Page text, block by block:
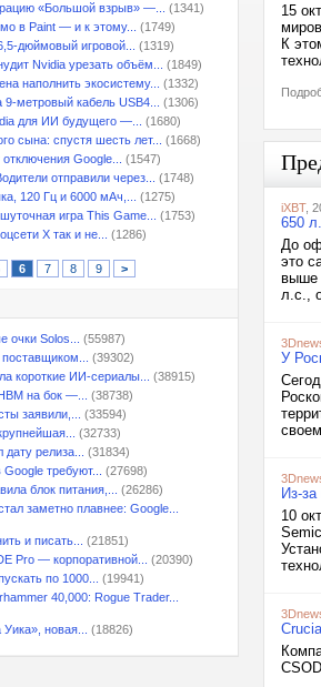
«Большой взрыв» —...
(1341)
в Paint — и к этому...
(1749)
дюймовый игровой...
(1319)
Nvidia урезать объём...
(1849)
наполнить экосистему...
(1332)
метровый кабель USB4...
(1306)
для ИИ будущего —...
(1680)
сына: спустя шесть лет...
(1668)
Google...
(1547)
отправили через...
(1748)
120 Гц и 6000 мАч,...
(1275)
игра This Game...
(1753)
X так и не...
(1286)
6 7 8 9 >
очки Solos...
(55987)
(39302)
короткие ИИ-сериалы...
(38915)
на бок —...
(38738)
заявили,...
(33594)
(32733)
релиза...
(31834)
требуют...
(27698)
блок питания,...
(26286)
заметно плавнее: Google...
и писать...
(21851)
Pro — корпоративной...
(20390)
по 1000...
(19941)
40,000: Rogue Trader...
новая...
(18826)
15
К
iXBT,
650
До
это
выше
л.с.,
У
Из-
10